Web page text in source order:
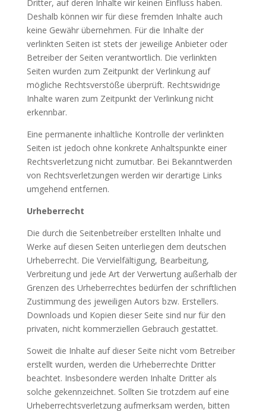
Dritter, auf deren Inhalte wir keinen Einfluss haben.
Deshalb können wir für diese fremden Inhalte auch
keine Gewähr übernehmen. Für die Inhalte der
verlinkten Seiten ist stets der jeweilige Anbieter oder
Betreiber der Seiten verantwortlich. Die verlinkten
Seiten wurden zum Zeitpunkt der Verlinkung auf
mögliche Rechtsverstöße überprüft. Rechtswidrige
Inhalte waren zum Zeitpunkt der Verlinkung nicht
erkennbar.
Eine permanente inhaltliche Kontrolle der verlinkten
Seiten ist jedoch ohne konkrete Anhaltspunkte einer
Rechtsverletzung nicht zumutbar. Bei Bekanntwerden
von Rechtsverletzungen werden wir derartige Links
umgehend entfernen.
Urheberrecht
Die durch die Seitenbetreiber erstellten Inhalte und
Werke auf diesen Seiten unterliegen dem deutschen
Urheberrecht. Die Vervielfältigung, Bearbeitung,
Verbreitung und jede Art der Verwertung außerhalb der
Grenzen des Urheberrechtes bedürfen der schriftlichen
Zustimmung des jeweiligen Autors bzw. Erstellers.
Downloads und Kopien dieser Seite sind nur für den
privaten, nicht kommerziellen Gebrauch gestattet.
Soweit die Inhalte auf dieser Seite nicht vom Betreiber
erstellt wurden, werden die Urheberrechte Dritter
beachtet. Insbesondere werden Inhalte Dritter als
solche gekennzeichnet. Sollten Sie trotzdem auf eine
Urheberrechtsverletzung aufmerksam werden, bitten